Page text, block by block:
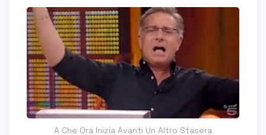
A Che Ora Inizia Avanti Un Altro Stasera